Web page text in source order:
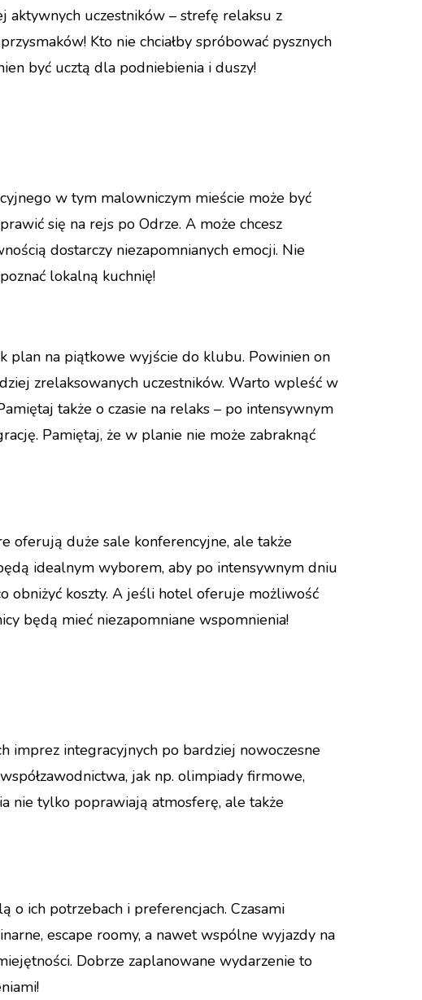
aktywnych uczestników – strefę relaksu z
Kto nie chciałby spróbować pysznych
być ucztą dla podniebienia i duszy!
w tym malowniczym mieście może być
się na rejs po Odrze. A może chcesz
dostarczy niezapomnianych emocji. Nie
lokalną kuchnię!
plan na piątkowe wyjście do klubu. Powinien on
zrelaksowanych uczestników. Warto wpleść w
także o czasie na relaks – po intensywnym
Pamiętaj, że w planie nie może zabraknąć
oferują duże sale konferencyjne, ale także
idealnym wyborem, aby po intensywnym dniu
obniżyć koszty. A jeśli hotel oferuje możliwość
będą mieć niezapomniane wspomnienia!
imprez integracyjnych po bardziej nowoczesne
jak np. olimpiady firmowe,
nie tylko poprawiają atmosferę, ale także
o ich potrzebach i preferencjach. Czasami
escape roomy, a nawet wspólne wyjazdy na
Dobrze zaplanowane wydarzenie to